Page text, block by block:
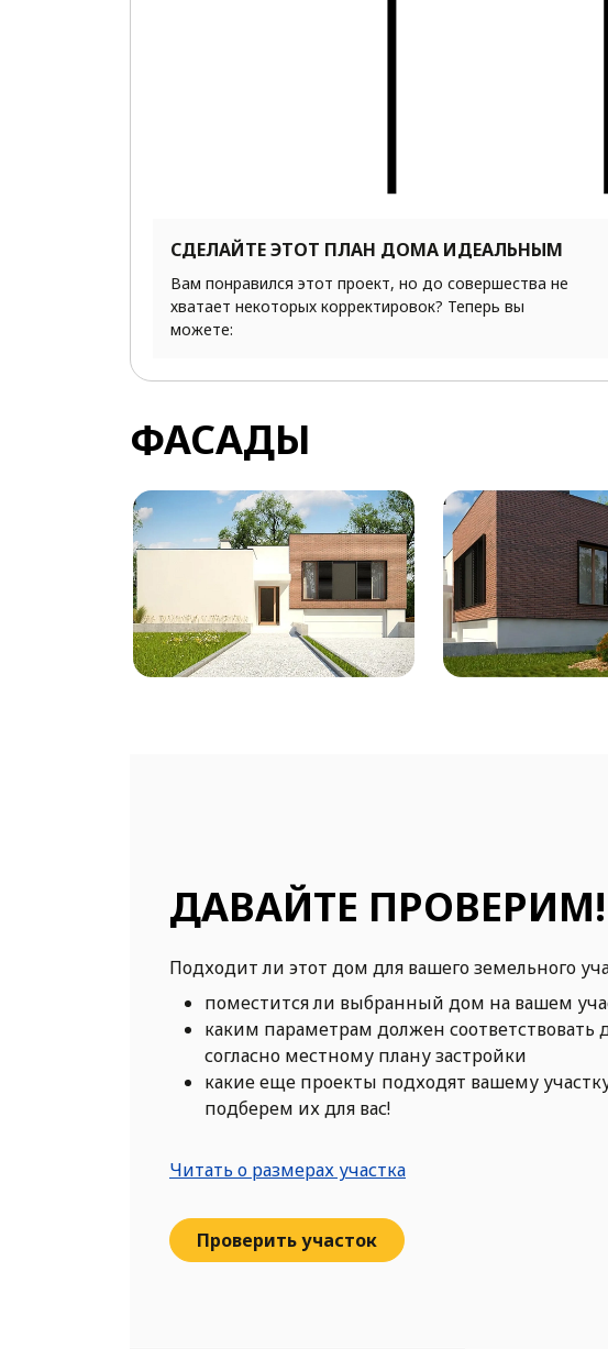
СДЕЛАЙТЕ ЭТОТ ПЛАН ДОМА ИДЕАЛЬНЫМ
Вам понравился этот проект, но до совершества не
хватает некоторых корректировок? Теперь вы
можете:
ФАСАДЫ
ДАВАЙТЕ ПРОВЕРИМ!
Подходит ли этот дом для вашего земельного
поместится ли выбранный дом на вашем
каким параметрам должен соответствовать
согласно местному плану застройки
какие еще проекты подходят вашему
подберем их для вас!
Читать о размерах участка
Проверить участок